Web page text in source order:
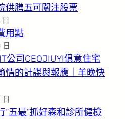
供膳五可關注股票
用點
公司CEOJIUYI俱意住宅
情的計謀與報應｜羊晚快
“五最”抓好森和診所健檢